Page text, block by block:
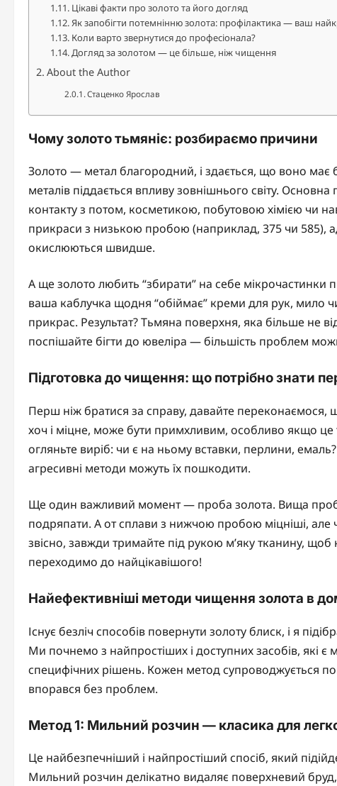
Цікаві факти про золото та його догляд
Як запобігти потемнінню золота: профілактика — ваш
Коли варто звернутися до професіонала?
Догляд за золотом — це більше, ніж чищення
About the Author
Стаценко Ярослав
Чому золото тьмяніє: розбираємо причини
Золото — метал благородний, і здається, що воно має
металів піддається впливу зовнішнього світу.
контакту з потом, косметикою, побутовою хімією чи
прикраси з низькою пробою (наприклад, 375 чи 585),
окислюються швидше.
А ще золото любить “збирати” на себе мікрочастинки
ваша каблучка щодня “обіймає” креми для рук, мило
прикрас. Результат? Тьмяна поверхня, яка більше не
поспішайте бігти до ювеліра — більшість проблем
Підготовка до чищення: що потрібно знати
Перш ніж братися за справу, давайте
хоч і міцне, може бути примхливим, особливо якщо
огляньте виріб: чи є на ньому вставки, перлини,
агресивні методи можуть їх пошкодити.
Ще один важливий момент — проба золота. Вища
подряпати. А от сплави з нижчою пробою міцніші, але
звісно, завжди тримайте під рукою м’яку тканину, щоб
переходимо до найцікавішого!
Найефективніші методи чищення золота в
Існує безліч способів повернути золоту блиск, і я
Ми почнемо з найпростіших і доступних засобів, які
специфічних рішень. Кожен метод супроводжується
впорався без проблем.
Метод 1: Мильний розчин — класика для
Це найбезпечніший і найпростіший спосіб, який
Мильний розчин делікатно видаляє поверхневий